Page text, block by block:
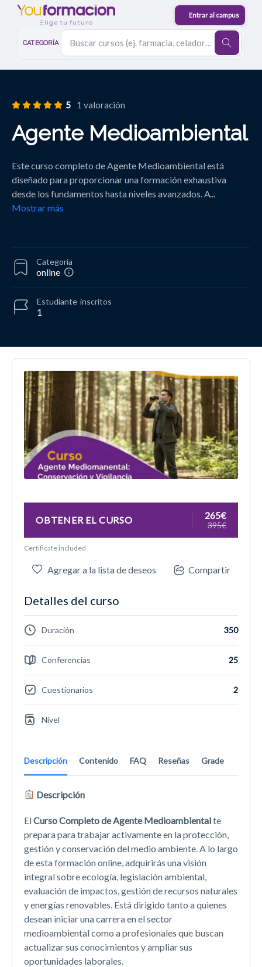
CATEGORÍA
5 1 valoración
Agente Medioambiental
Este curso completo de Agente Medioambiental está
diseñado para proporcionar una formación exhaustiva
desde los fundamentos hasta niveles avanzados. A
Mostrar más
Categoría
online
1
Estudiante inscritos
Descripción Contenido FAQ Reseñas Grade
Descripción
ElCurso Completo de Agente Medioambientalte
prepara para trabajar activamente en la protección,
gestión y conservación del medio ambiente. A lo largo
de esta formación online, adquirirás una visión
integral sobre ecología, legislación ambiental,
evaluación de impactos, gestión de recursos naturales
y energías renovables. Está dirigido tanto a quienes
desean iniciar una carrera en el sector
medioambiental como a profesionales que buscan
actualizar sus conocimientos y ampliar sus
oportunidades laborales.
OBTENER EL CURSO 265€
395€
Certificate included
Agregar a la lista de deseos Compartir
Detalles del curso
Duración 350
Conferencias 25
Cuestionarios 2
Nivel